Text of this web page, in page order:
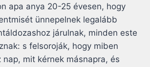
apa anya 20-25 évesen, hogy
ünnepelnek legalább
járulnak, minden este
s felsoroják, hogy miben
mit kérnek másnapra, és